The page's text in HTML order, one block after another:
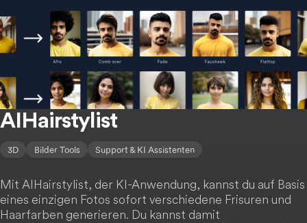
AIHairstylist
3D Bilder Tools Support & KI Assistenten
Mit AIHairstylist, der KI-Anwendung, kannst du auf Basis
eines einzigen Fotos sofort verschiedene Frisuren und
Haarfarben generieren. Du kannst damit